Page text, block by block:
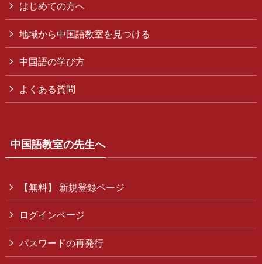
はじめての方へ
地域から中国語教室を見つける
中国語の学び方
よくある質問
中国語教室の先生へ
【無料】 新規登録ページ
ログインページ
パスワードの再発行